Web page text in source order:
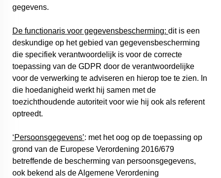
gegevens.
De functionaris voor gegevensbescherming: dit is een
deskundige op het gebied van gegevensbescherming
die specifiek verantwoordelijk is voor de correcte
toepassing van de GDPR door de verantwoordelijke
voor de verwerking te adviseren en hierop toe te zien. In
die hoedanigheid werkt hij samen met de
toezichthoudende autoriteit voor wie hij ook als referent
optreedt.
‘Persoonsgegevens’: met het oog op de toepassing op
grond van de Europese Verordening 2016/679
betreffende de bescherming van persoonsgegevens,
ook bekend als de Algemene Verordening